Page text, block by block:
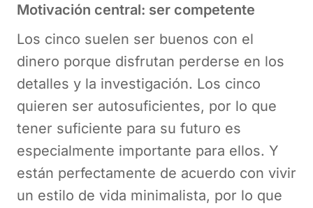
Motivación central: ser competente
Los cinco suelen ser buenos con el
dinero porque disfrutan perderse en los
detalles y la investigación. Los cinco
quieren ser autosuficientes, por lo que
tener suficiente para su futuro es
especialmente importante para ellos. Y
están perfectamente de acuerdo con vivir
un estilo de vida minimalista, por lo que